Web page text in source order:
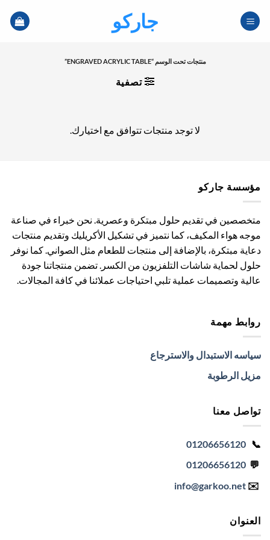
للمحتوى
جاركو
منتجات تحت الوسم “ENGRAVED ACRYLIC TABLE”
تصفية
لا توجد منتجات تتوافق مع اختيارك.
مؤسسة جاركو
متخصصين في تقديم حلول مبتكرة وعصرية. نحن خبراء في صناعة
موجه هواء المكيف، كما نتميز في تشكيل الأكريليك وتقديم منتجات
دعاية مبتكرة، بالإضافة إلى منتجات للطعام مثل الصواني. كما نوفر
حلول لحماية شاشات التلفزيون من الكسر. تضمن منتجاتنا جودة
عالية وتصميمات عملية تلبي احتياجات عملائنا في كافة المجالات.
روابط مهمة
سياسه الاستبدال والاسترجاع
مزيل الرطوبة
تواصل معنا
📞
01206656120
💬
01206656120
✉️
info@garkoo.net
العنوان